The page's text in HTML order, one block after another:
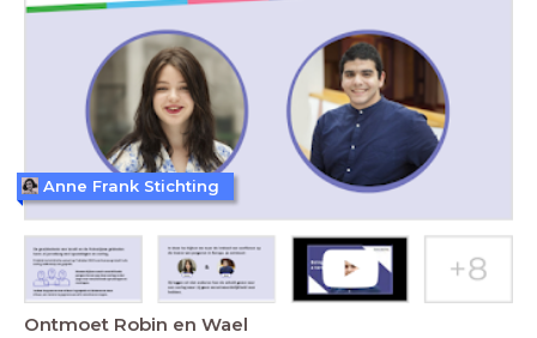
Ontmoet Robin en Wael
Anne Frank Stichting